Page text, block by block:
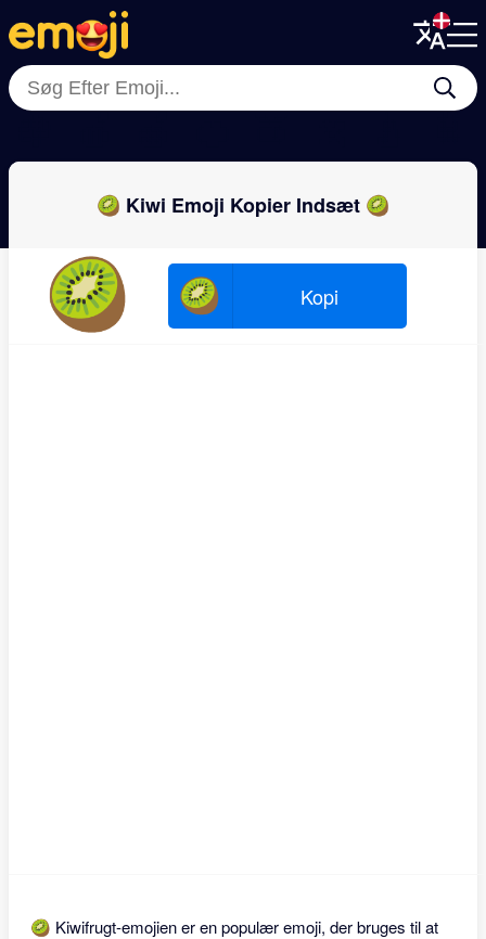
Menu
Close
Menu
Close
🥝 Kiwi Emoji Kopier Indsæt 🥝
🥝 🥝 Kopi
🥝 Kiwifrugt-emojien er en populær emoji, der bruges til at